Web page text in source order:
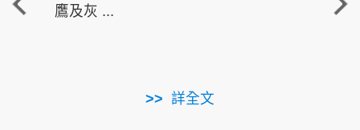
鷹及灰 ...
詳全文
走進